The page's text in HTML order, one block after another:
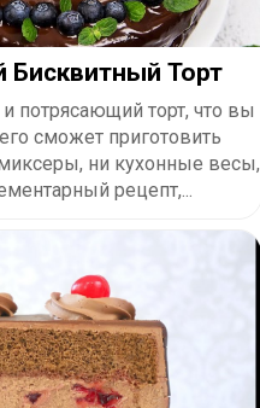
Торт
потрясающий торт, что вы
сможет приготовить
ни кухонные весы,
рецепт,...